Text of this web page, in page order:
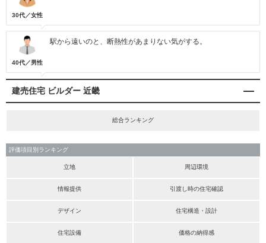
30代／女性
40代／男性
駅から遠いのと、断熱性があまりない気がする。
建売住宅 ビルダー 近畿
総合ランキング
評価項目別ランキング
立地 周辺環境
情報提供 引渡し時の住宅確認
デザイン 住宅構造・設計
住宅設備 価格の納得感